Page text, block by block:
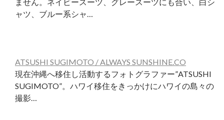
ません。ネイビースーツ、グレースーツにも合い、白シ
ャツ、ブルー系シャ…
ATSUSHI SUGIMOTO / ALWAYS SUNSHINE.CO
現在沖縄へ移住し活動するフォトグラファー”ATSUSHI
SUGIMOTO”。ハワイ移住をきっかけにハワイの島々の
撮影…